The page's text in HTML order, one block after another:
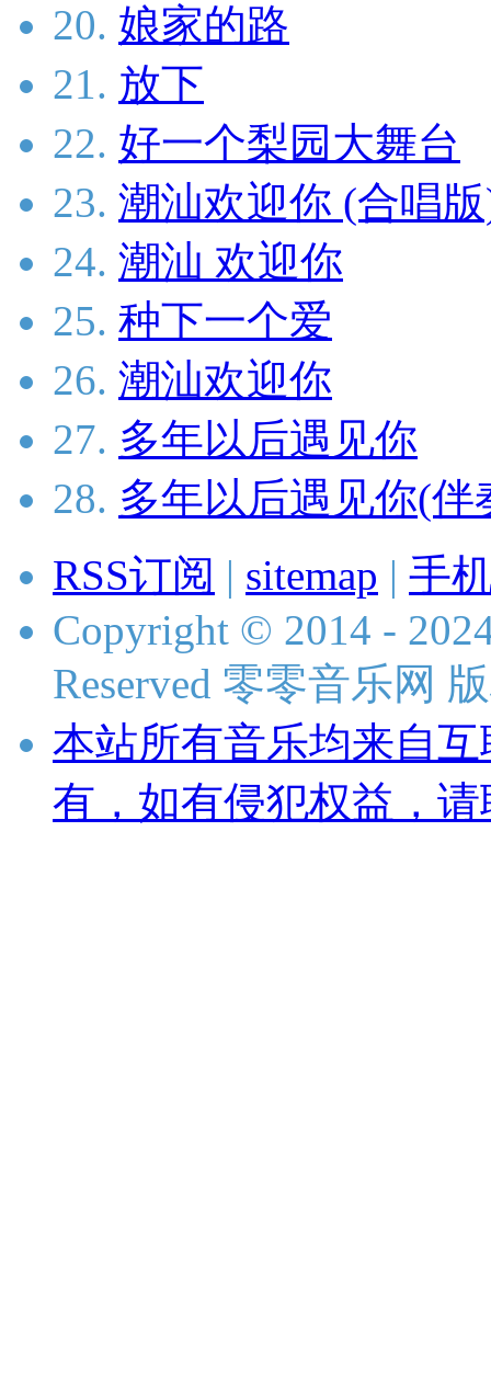
20. 娘家的路
21. 放下
22. 好一个梨园大舞台
23. 潮汕欢迎你 (合唱
24. 潮汕 欢迎你
25. 种下一个爱
26. 潮汕欢迎你
27. 多年以后遇见你
28. 多年以后遇见你(伴
RSS订阅 | sitemap | 手
Copyright © 2014 -
Reserved 零零音乐网
本站所有音乐均来自
有，如有侵犯权益，